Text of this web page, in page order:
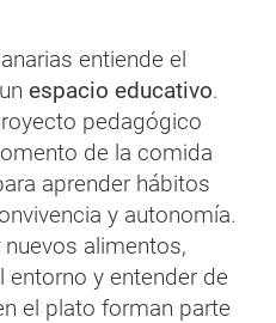
entiende el
espacio educativo.
pedagógico
de la comida
aprender hábitos
y autonomía.
alimentos,
entorno y entender de
el plato forman parte